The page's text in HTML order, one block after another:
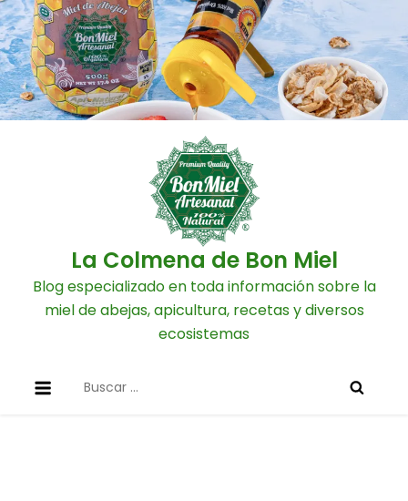
Skip
to
content
La Colmena de Bon Miel
Blog especializado en toda información sobre la
miel de abejas, apicultura, recetas y diversos
ecosistemas